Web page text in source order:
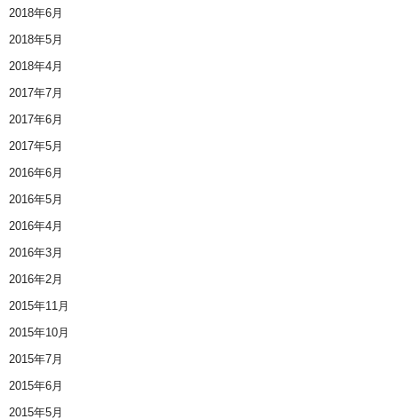
2018年6月
2018年5月
2018年4月
2017年7月
2017年6月
2017年5月
2016年6月
2016年5月
2016年4月
2016年3月
2016年2月
2015年11月
2015年10月
2015年7月
2015年6月
2015年5月